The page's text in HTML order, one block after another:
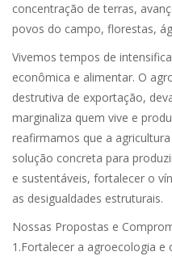
concentração de terras,
povos do campo, florestas,
Vivemos tempos de
econômica e alimentar. O
destrutiva de exportação,
marginaliza quem vive e
reafirmamos que a
solução concreta para
e sustentáveis, fortalecer o
as desigualdades estruturais.
Nossas Propostas e
1.Fortalecer a agroecologia e